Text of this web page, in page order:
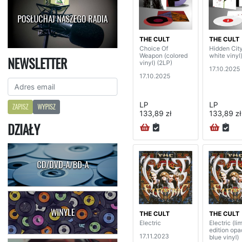
POSŁUCHAJ NASZEGO RADIA
NEWSLETTER
ZAPISZ WYPISZ
DZIAŁY
CD/DVD-A/BD-A
WINYLE
THE CULT
Choice Of
Weapon (colored
vinyl) (2LP)
17.10.2025
LP
133,89 zł
THE CULT
Hidden
white
17.10.2025
LP
133,89 zł
THE CULT
Electric
17.11.2023
THE CULT
Electric
edition
blue vinyl)